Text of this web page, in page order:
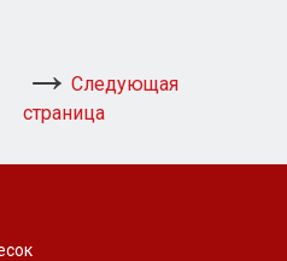
Следующая
страница